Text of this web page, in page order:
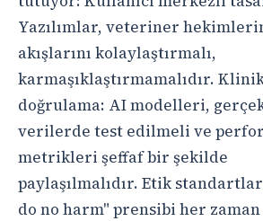
Yazılımlar, veteriner
akışlarını kolaylaştırmalı,
karmaşıklaştırmamalıdır.
doğrulama: AI modelleri,
verilerde test edilmeli ve
metrikleri şeffaf bir şekilde
paylaşılmalıdır. Etik
do no harm" prensibi her